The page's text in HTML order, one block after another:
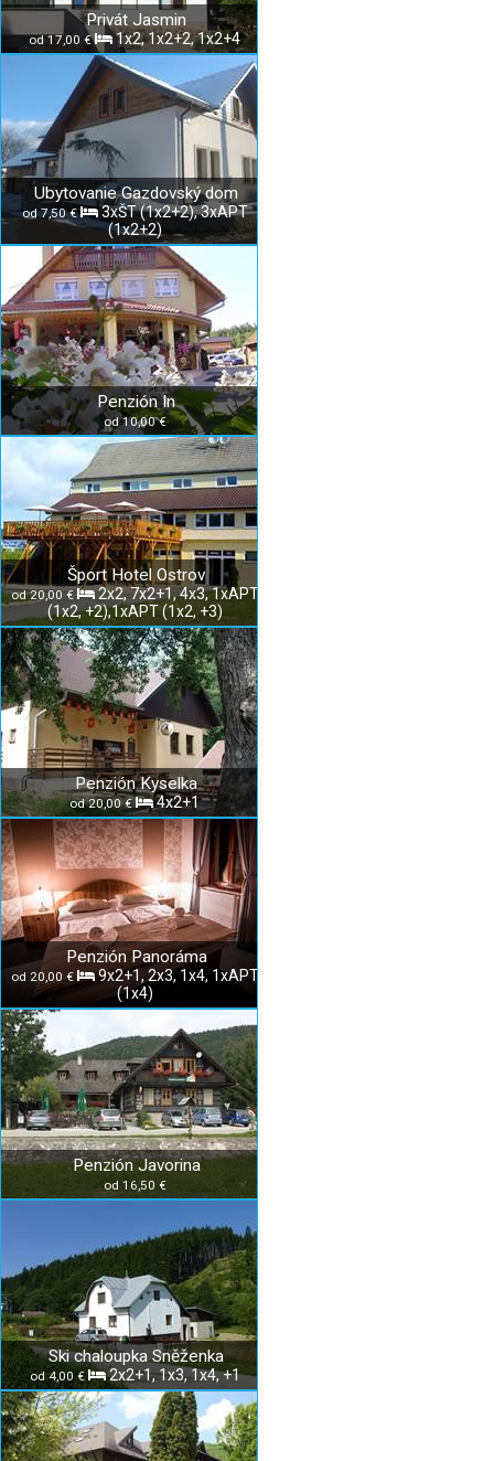
Privát Jasmin
od 17,00 € 1x2, 1x2+2, 1x2+4
Ubytovanie Gazdovský dom
od 7,50 €
3xŠT (1x2+2), 3xAPT
(1x2+2)
Penzión In
od 10,00 €
Šport Hotel Ostrov
od 20,00 €
2x2, 7x2+1, 4x3, 1xAPT
(1x2, +2),1xAPT (1x2, +3)
Penzión Kyselka
od 20,00 € 4x2+1
Penzión Panoráma
od 20,00 €
9x2+1, 2x3, 1x4, 1xAPT
(1x4)
Penzión Javorina
od 16,50 €
Ski chaloupka Sněženka
od 4,00 € 2x2+1, 1x3, 1x4, +1